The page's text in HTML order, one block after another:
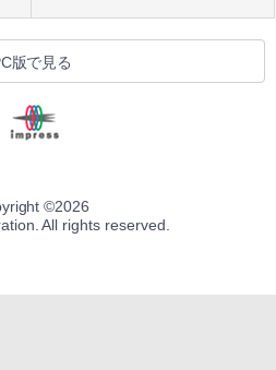
版で見る
©2026
All rights reserved.